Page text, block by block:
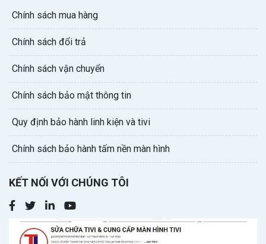
Chính sách mua hàng
Chính sách đổi trả
Chính sách vận chuyển
Chính sách bảo mật thông tin
Quy định bảo hành linh kiện và tivi
Chính sách bảo hành tấm nền màn hình
KẾT NỐI VỚI CHÚNG TÔI